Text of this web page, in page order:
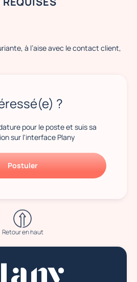
à l’aise avec le contact client,
?
pour le poste et suis sa
sur l'interface Plany
Postuler
Retour en haut